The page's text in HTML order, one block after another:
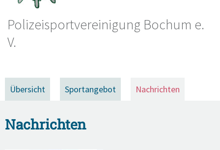
Polizeisportvereinigung Bochum e.
V.
Übersicht Sportangebot Nachrichten
Nachrichten